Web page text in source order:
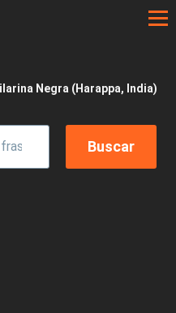
de ayuda a la
Negra (Harappa, India)